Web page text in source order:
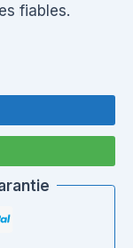
fiables.